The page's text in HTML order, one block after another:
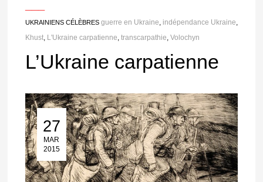
UKRAINIENS CÉLÈBRES guerre en Ukraine indépendance Ukraine
Khust, L'Ukraine carpatienne transcarpathie Volochyn
L’Ukraine carpatienne
27
MAR
2015
27 Mar 2015